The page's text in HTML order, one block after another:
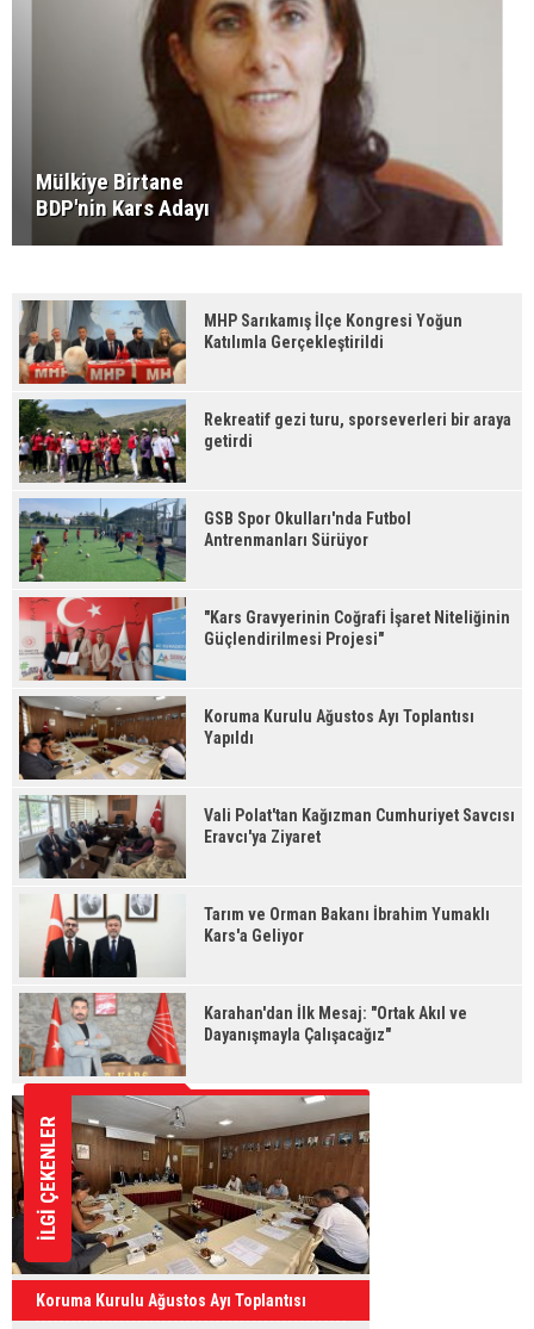
Mülkiye Birtane
BDP'nin Kars Adayı
MHP Sarıkamış İlçe Kongresi Yoğun
Katılımla Gerçekleştirildi
Rekreatif gezi turu, sporseverleri bir araya
getirdi
GSB Spor Okulları'nda Futbol
Antrenmanları Sürüyor
"Kars Gravyerinin Coğrafi İşaret Niteliğinin
Güçlendirilmesi Projesi"
Koruma Kurulu Ağustos Ayı Toplantısı
Yapıldı
Vali Polat'tan Kağızman Cumhuriyet Savcısı
Eravcı'ya Ziyaret
Tarım ve Orman Bakanı İbrahim Yumaklı
Kars'a Geliyor
Karahan'dan İlk Mesaj: "Ortak Akıl ve
Dayanışmayla Çalışacağız"
İLGİ ÇEKENLER
Koruma Kurulu Ağustos Ayı Toplantısı